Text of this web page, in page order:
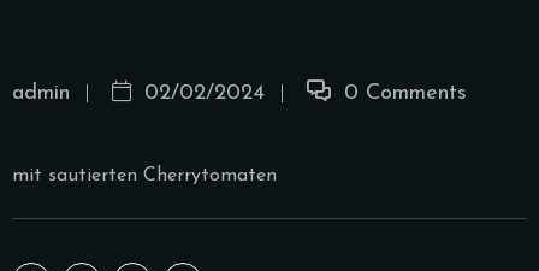
admin 02/02/2024 0 Comments
mit sautierten Cherrytomaten